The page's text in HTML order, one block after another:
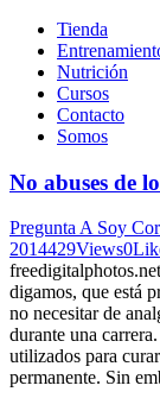
Tienda
Nutrición
Cursos
Contacto
Somos
No abuses de
Pregunta A Soy
2014429Views0
digamos, que está
no necesitar de
durante una
utilizados para
permanente. Sin